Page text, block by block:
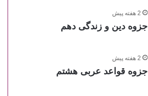
2 هفته پیش
جزوه دین و زندگی دهم
2 هفته پیش
جزوه قواعد عربی هشتم